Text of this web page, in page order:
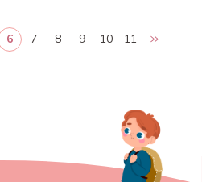
算已成為每個人終身學習的有效工
「台灣珠心算千人俱樂部」，以老
6 7 8 9 10 11